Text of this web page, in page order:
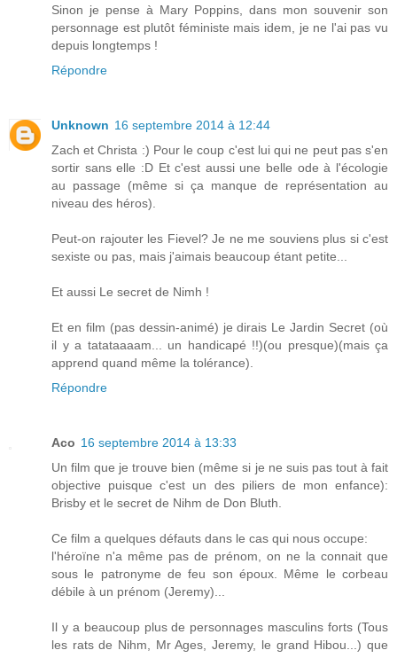
Sinon je pense à Mary Poppins, dans mon souvenir son
personnage est plutôt féministe mais idem, je ne l'ai pas vu
depuis longtemps !
Répondre
Unknown 16 septembre 2014 à 12:44
Zach et Christa :) Pour le coup c'est lui qui ne peut pas s'en
sortir sans elle :D Et c'est aussi une belle ode à l'écologie
au passage (même si ça manque de représentation au
niveau des héros).
Peut-on rajouter les Fievel? Je ne me souviens plus si c'est
sexiste ou pas, mais j'aimais beaucoup étant petite...
Et aussi Le secret de Nimh !
Et en film (pas dessin-animé) je dirais Le Jardin Secret (où
il y a tatataaaam... un handicapé !!)(ou presque)(mais ça
apprend quand même la tolérance).
Répondre
Aco 16 septembre 2014 à 13:33
Un film que je trouve bien (même si je ne suis pas tout à fait
objective puisque c'est un des piliers de mon enfance):
Brisby et le secret de Nihm de Don Bluth.
Ce film a quelques défauts dans le cas qui nous occupe:
l'héroïne n'a même pas de prénom, on ne la connait que
sous le patronyme de feu son époux. Même le corbeau
débile à un prénom (Jeremy)...
Il y a beaucoup plus de personnages masculins forts (Tous
les rats de Nihm, Mr Ages, Jeremy, le grand Hibou...) que